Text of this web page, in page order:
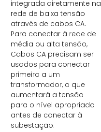
integrada diretamente na
rede de baixa tensão
através de cabos CA.
Para conectar à rede de
média ou alta tensão,
Cabos CA precisam ser
usados ​​para conectar
primeiro a um
transformador, o que
aumentará a tensão
para o nível apropriado
antes de conectar à
subestação.